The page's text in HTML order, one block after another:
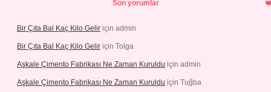
Son yorumlar
Bir Çıta Bal Kaç Kilo Gelir için admin
Bir Çıta Bal Kaç Kilo Gelir için Tolga
Aşkale Çimento Fabrikası Ne Zaman Kuruldu için admin
Aşkale Çimento Fabrikası Ne Zaman Kuruldu için Tuğba